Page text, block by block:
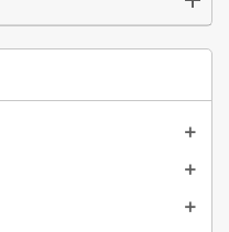
add
add
add